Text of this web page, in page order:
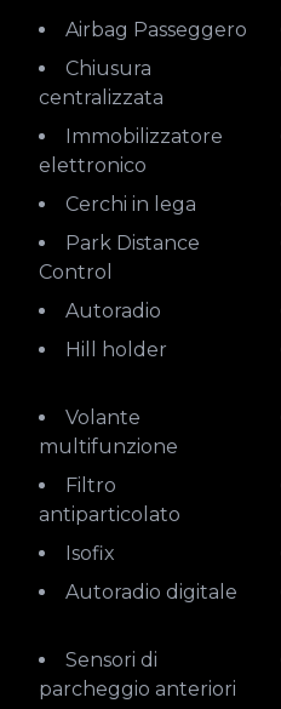
Airbag Passeggero
Chiusura
centralizzata
Immobilizzatore
elettronico
Cerchi in lega
Park Distance
Control
Autoradio
Hill holder
Volante
multifunzione
Filtro
antiparticolato
Isofix
Autoradio digitale
Sensori di
parcheggio anteriori